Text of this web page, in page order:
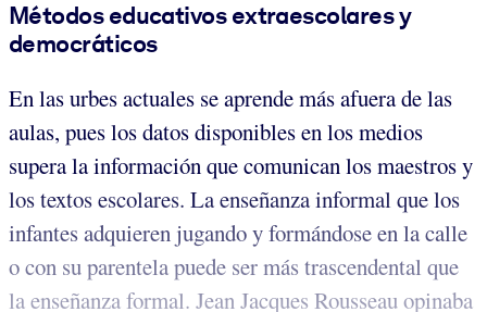
Métodos educativos extraescolares y
democráticos
En las urbes actuales se aprende más afuera de las
aulas, pues los datos disponibles en los medios
supera la información que comunican los maestros y
los textos escolares. La enseñanza informal que los
infantes adquieren jugando y formándose en la calle
o con su parentela puede ser más trascendental que
la enseñanza formal. Jean Jacques Rousseau opinaba